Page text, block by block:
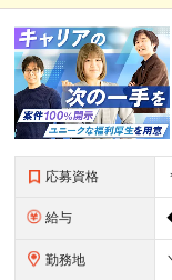
応募資格
給与
勤務地